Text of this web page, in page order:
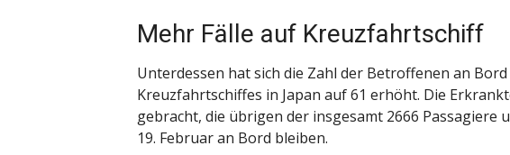
Mehr Fälle auf Kreuzfahrtschiff
Unterdessen hat sich die Zahl der Betroffenen an
Kreuzfahrtschiffes in Japan auf 61 erhöht. Die
gebracht, die übrigen der insgesamt 2666 Passagiere
19. Februar an Bord bleiben.